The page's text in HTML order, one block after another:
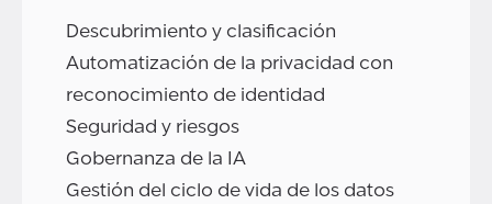
Descubrimiento y clasificación
Automatización de la privacidad con
reconocimiento de identidad
Seguridad y riesgos
Gobernanza de la IA
Gestión del ciclo de vida de los datos